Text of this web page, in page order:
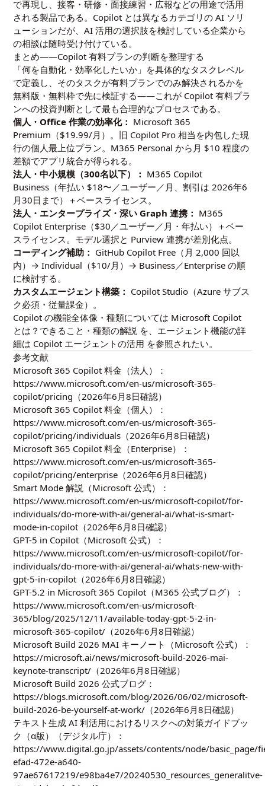
で再現し、接客・研修・面接練習・広報などの用途で活用
される製品である。Copilot とは異なるカテゴリの AI ソリ
ューションだが、AI 活用の選択肢を検討している企業から
の相談は随時受け付けている。
まとめ——Copilot 有料プランの判断を整理する
「何を自動化・効率化したいか」を具体的なタスクレベル
で定義し、そのタスクが有料プランでのみ解決されるかを
無料版・無料枠で先に検証する——これが Copilot 有料プラ
ンへの投資判断として最も合理的なプロセスである。
個人・Office 作業の効率化： Microsoft 365
Premium（$19.99/月）。旧 Copilot Pro 相当を内包した現
行の個人最上位プラン。M365 Personal から月 $10 程度の
差額でアプリ統合が得られる。
法人・中小規模（300名以下）： M365 Copilot
Business（年払い $18〜／ユーザー／月、割引は 2026年6
月30日まで）＋ベースライセンス。
法人・エンタープライズ・深い Graph 連携： M365
Copilot Enterprise（$30／ユーザー／月・年払い）＋ベー
スライセンス。モデル選択と Purview 連携が差別化点。
コーディング補助： GitHub Copilot Free（月 2,000 回以
内）→ Individual（$10/月）→ Business／Enterprise の順
に検討する。
カスタムエージェント構築： Copilot Studio（Azure サブス
ク必須・従量課金）。
Copilot の機能全体像・種類については Microsoft Copilot
とは？できること・種類の解説 を、エージェント機能の詳
細は Copilot エージェントの活用 を参照されたい。
参考文献
Microsoft 365 Copilot 料金（法人）：
https://www.microsoft.com/en-us/microsoft-365-
copilot/pricing （2026年6月8日確認）
Microsoft 365 Copilot 料金（個人）：
https://www.microsoft.com/en-us/microsoft-365-
copilot/pricing/individuals （2026年6月8日確認）
Microsoft 365 Copilot 料金（Enterprise）：
https://www.microsoft.com/en-us/microsoft-365-
copilot/pricing/enterprise （2026年6月8日確認）
Smart Mode 解説（Microsoft 公式）：
https://www.microsoft.com/en-us/microsoft-copilot/for-
individuals/do-more-with-ai/general-ai/what-is-smart-
mode-in-copilot （2026年6月8日確認）
GPT-5 in Copilot（Microsoft 公式）：
https://www.microsoft.com/en-us/microsoft-copilot/for-
individuals/do-more-with-ai/general-ai/whats-new-with-
gpt-5-in-copilot （2026年6月8日確認）
GPT-5.2 in Microsoft 365 Copilot（M365 公式ブログ）：
https://www.microsoft.com/en-us/microsoft-
365/blog/2025/12/11/available-today-gpt-5-2-in-
microsoft-365-copilot/ （2026年6月8日確認）
Microsoft Build 2026 MAI キーノート（Microsoft 公式）：
https://microsoft.ai/news/microsoft-build-2026-mai-
keynote-transcript/ （2026年6月8日確認）
Microsoft Build 2026 公式ブログ：
https://blogs.microsoft.com/blog/2026/06/02/microsoft-
build-2026-be-yourself-at-work/ （2026年6月8日確認）
テキスト生成 AI 利活用におけるリスクへの対策ガイドブッ
ク（α版）（デジタル庁）：
https://www.digital.go.jp/assets/contents/node/basic_page/
efad-472e-a640-
97ae67617219/e98ba4e7/20240530_resources_generalitve-